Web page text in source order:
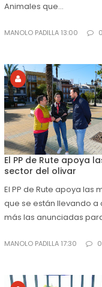
Animales que...
MANOLO PADILLA 13:00 0
El PP de Rute apoya
sector del olivar
El PP de Rute apoya las
que se están llevando a
más las anunciadas
MANOLO PADILLA 17:30 0